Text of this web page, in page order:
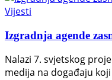
Vijesti
Izgradnja agende
Nalazi 7. svjetskog
medija na događaju